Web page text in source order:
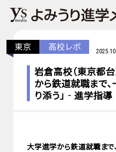
東京 高校レポ
岩倉高校（東京都
から鉄道就職まで
り添う」‐進学指導
大学進学から鉄道就職まで